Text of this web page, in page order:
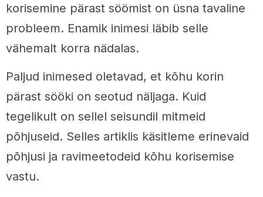
korisemine pärast söömist on üsna tavaline
probleem. Enamik inimesi läbib selle
vähemalt korra nädalas.
Paljud inimesed oletavad, et kõhu korin
pärast sööki on seotud näljaga. Kuid
tegelikult on sellel seisundil mitmeid
põhjuseid. Selles artiklis käsitleme erinevaid
põhjusi ja ravimeetodeid kõhu korisemise
vastu.